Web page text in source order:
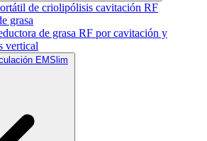
de criolipólisis cavitación RF
grasa
de grasa RF por cavitación y
vertical
EMSlim